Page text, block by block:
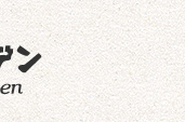
なしの店ビ